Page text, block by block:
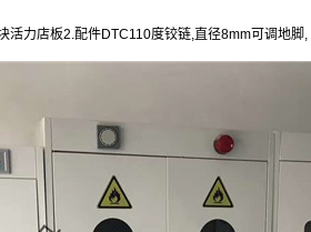
活力店板2.配件DTC110度铰链,直径8mm可调地脚,